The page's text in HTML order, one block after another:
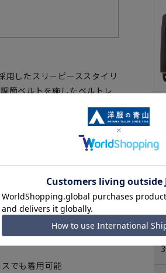
したスリーピーススタイリ
節ベルトを施したベルトレ
ったストレートパンツを採
ニー使いにもおすすめの1着
ステル/レーヨン/ポリウレ
でも着用可能
号